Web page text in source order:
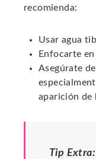
recomienda:
Usar agua
Enfocarte
Asegúrate
aparición de
Tip Extra: